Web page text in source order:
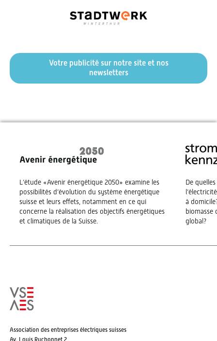
Votre publicité sur notre site et nos
newsletters
L’étude «Avenir énergétique 2050» examine les
possibilités d’évolution du système énergétique
suisse et leurs effets, notamment en ce qui
concerne la réalisation des objectifs énergétiques
et climatiques de la Suisse.
De
à
biomasse
global?
Association des entreprises électriques suisses